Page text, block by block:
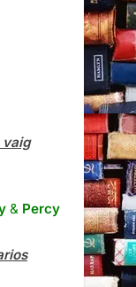
vaig
& Percy